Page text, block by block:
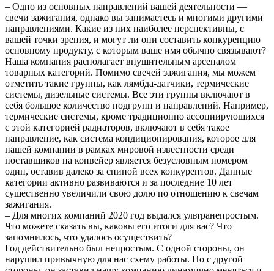
– Одно из основных направлений вашей деятельности —
свечи зажигания, однако вы занимаетесь и многими другими
направлениями. Какие из них наиболее перспективны, с
вашей точки зрения, и могут ли они составить конкуренцию
основному продукту, с которым ваше имя обычно связывают?
Наша компания располагает внушительным арсеналом
товарных категорий. Помимо свечей зажигания, мы можем
отметить такие группы, как лямбда-датчики, термические
системы, дизельные системы. Все эти группы включают в
себя большое количество подгрупп и направлений. Например,
термические системы, кроме традиционно ассоциирующихся
с этой категорией радиаторов, включают в себя такое
направление, как система кондиционирования, которое для
нашей компании в рамках мировой известности среди
поставщиков на конвейер является безусловным номером
один, оставив далеко за спиной всех конкурентов. Данные
категории активно развиваются и за последние 10 лет
существенно увеличили свою долю по отношению к свечам
зажигания.
– Для многих компаний 2020 год выдался ультранепростым.
Что можете сказать вы, каковы его итоги для вас? Что
запомнилось, что удалось осуществить?
Год действительно был непростым. С одной стороны, он
нарушил привычную для нас схему работы. Но с другой